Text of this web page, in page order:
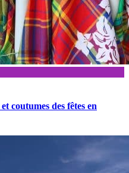
coutumes des fêtes en